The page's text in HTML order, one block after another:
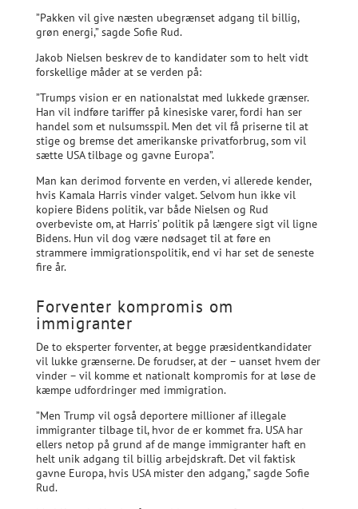
”Pakken vil give næsten ubegrænset adgang til billig,
grøn energi,” sagde Sofie Rud.
Jakob Nielsen beskrev de to kandidater som to helt vidt
forskellige måder at se verden på:
”Trumps vision er en nationalstat med lukkede grænser.
Han vil indføre tariffer på kinesiske varer, fordi han ser
handel som et nulsumsspil. Men det vil få priserne til at
stige og bremse det amerikanske privatforbrug, som vil
sætte USA tilbage og gavne Europa”.
Man kan derimod forvente en verden, vi allerede kender,
hvis Kamala Harris vinder valget. Selvom hun ikke vil
kopiere Bidens politik, var både Nielsen og Rud
overbeviste om, at Harris’ politik på længere sigt vil ligne
Bidens. Hun vil dog være nødsaget til at føre en
strammere immigrationspolitik, end vi har set de seneste
fire år.
Forventer kompromis om
immigranter
De to eksperter forventer, at begge præsidentkandidater
vil lukke grænserne. De forudser, at der – uanset hvem der
vinder – vil komme et nationalt kompromis for at løse de
kæmpe udfordringer med immigration.
”Men Trump vil også deportere millioner af illegale
immigranter tilbage til, hvor de er kommet fra. USA har
ellers netop på grund af de mange immigranter haft en
helt unik adgang til billig arbejdskraft. Det vil faktisk
gavne Europa, hvis USA mister den adgang,” sagde Sofie
Rud.